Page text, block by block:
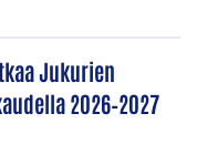
Jukurien
2026–2027